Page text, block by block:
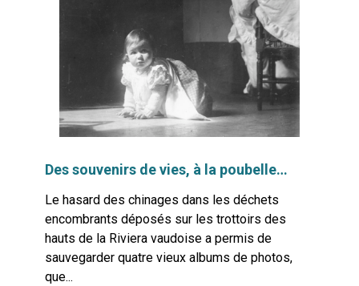
Des souvenirs de vies, à la poubelle…
Le hasard des chinages dans les déchets
encombrants déposés sur les trottoirs des
hauts de la Riviera vaudoise a permis de
sauvegarder quatre vieux albums de photos,
que...